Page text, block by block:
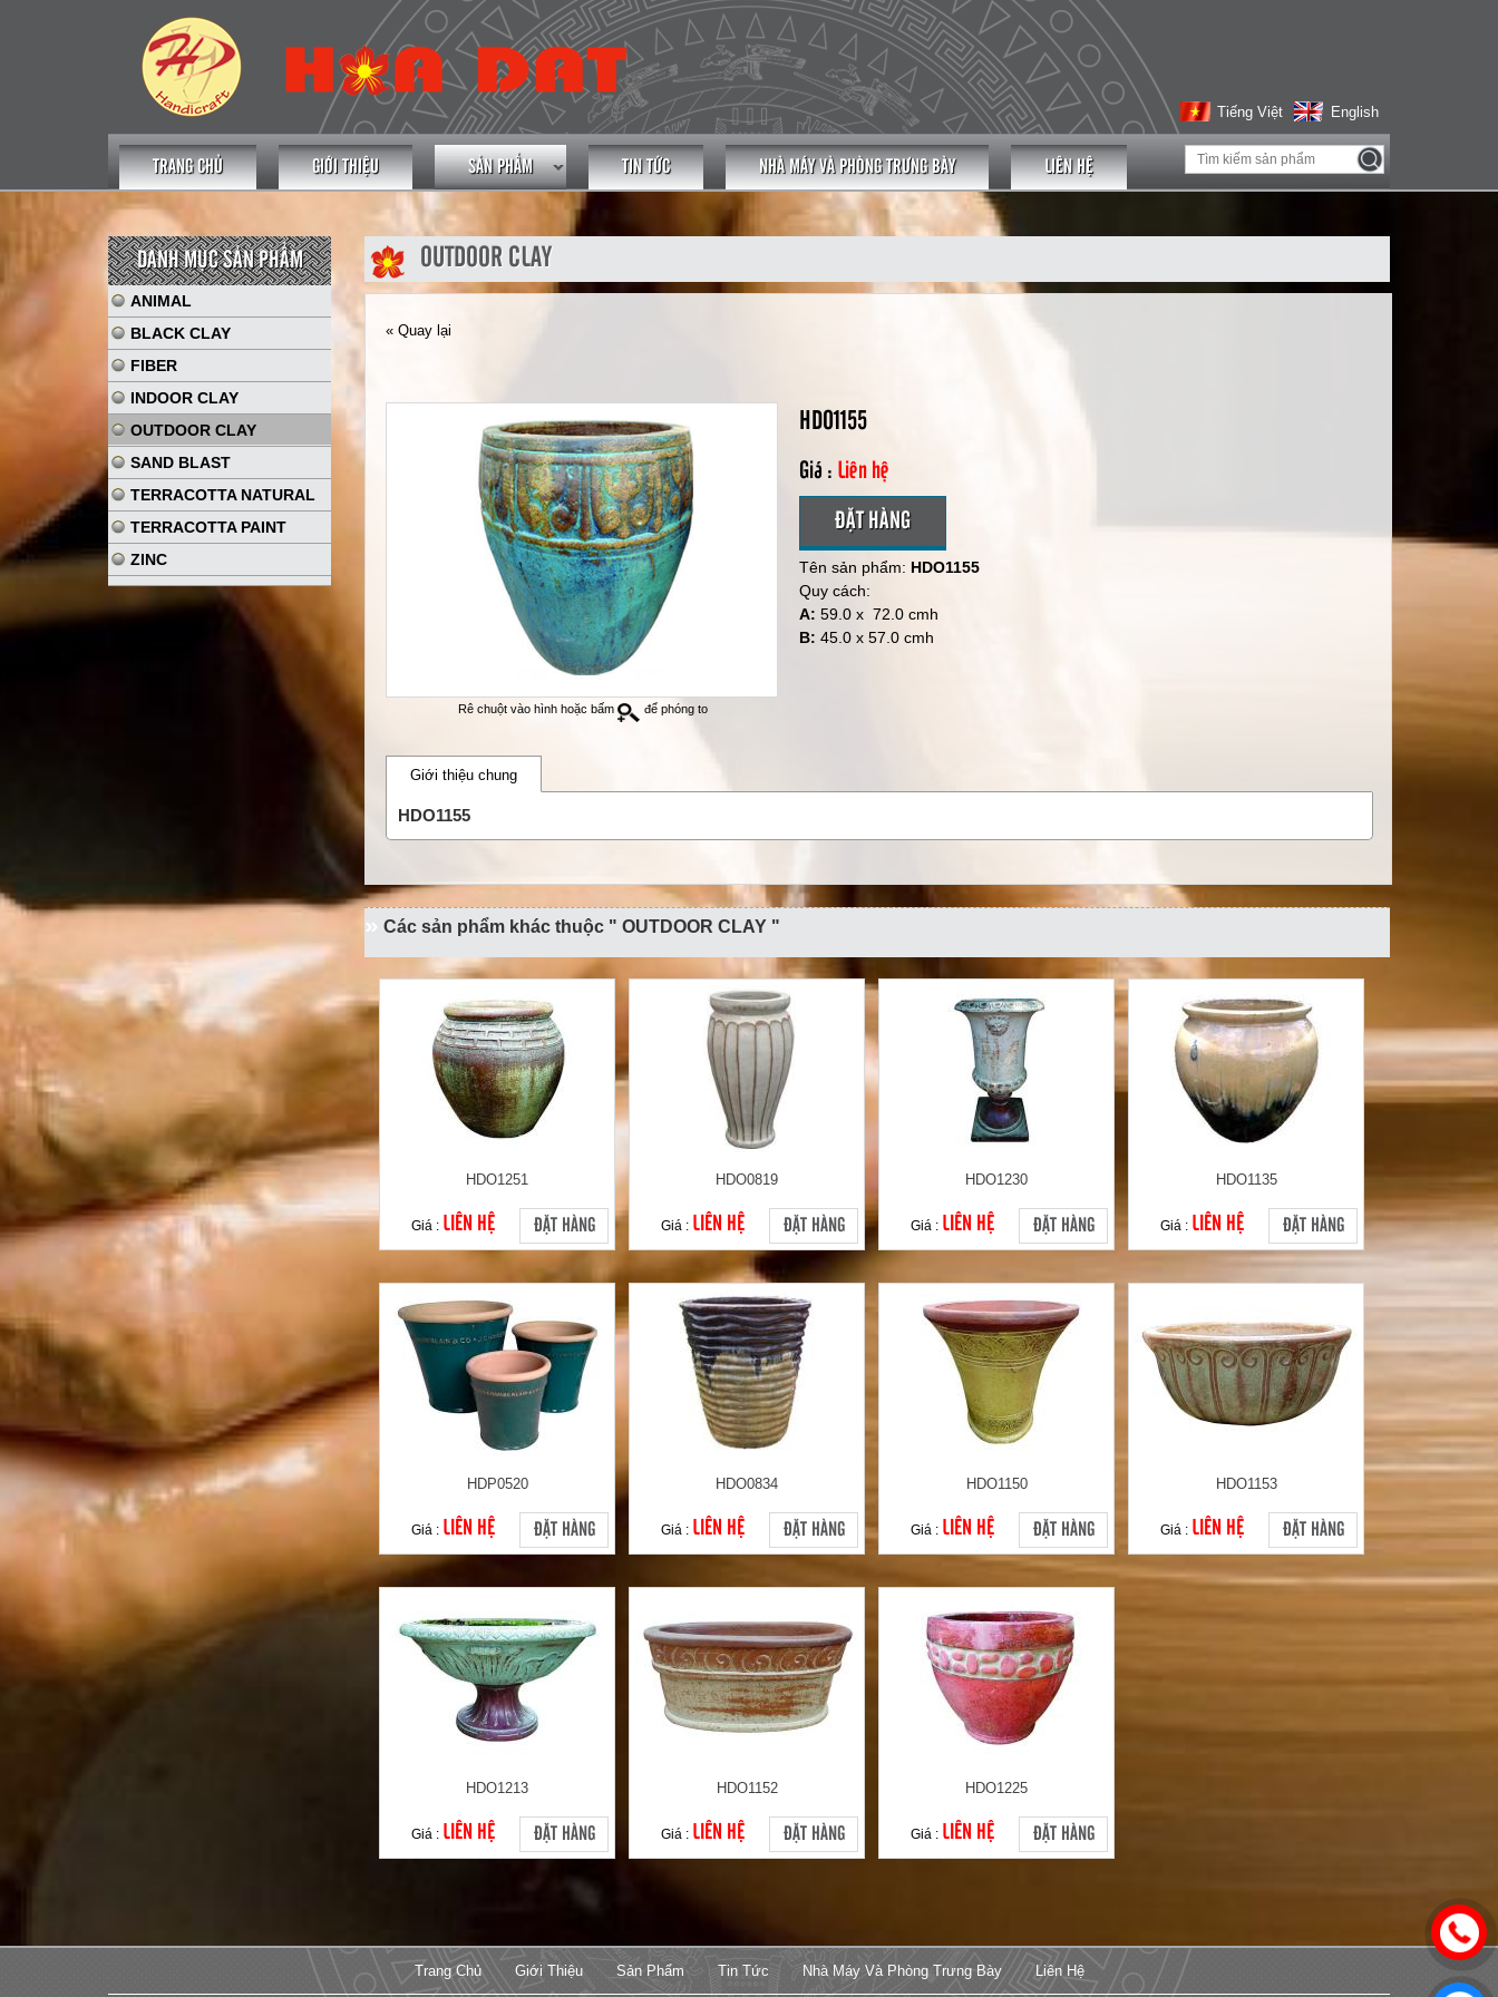
Tiếng Việt English
TRANG CHỦ GIỚI THIỆU SẢN PHẨM TIN TỨC NHÀ MÁY VÀ PHÒNG TRƯNG BÀY LIÊN HỆ
DANH MỤC SẢN PHẨM
ANIMAL
BLACK CLAY
FIBER
INDOOR CLAY
OUTDOOR CLAY
SAND BLAST
TERRACOTTA NATURAL
TERRACOTTA PAINT
ZINC
OUTDOOR CLAY
« Quay lại
Rê chuột vào hình hoặc bấm để phóng to
HDO1155
Giá : Liên hệ
ĐẶT HÀNG
Tên sản phẩm: HDO1155
Quy cách:
A: 59.0 x 72.0 cmh
B: 45.0 x 57.0 cmh
Giới thiệu chung
HDO1155
Các sản phẩm khác thuộc " OUTDOOR CLAY "
HDO1251
Giá : LIÊN HỆ ĐẶT HÀNG
HDO0819
Giá : LIÊN HỆ ĐẶT HÀNG
HDO1230
Giá : LIÊN HỆ ĐẶT HÀNG
HDO1135
Giá : LIÊN HỆ ĐẶT HÀNG
HDP0520
Giá : LIÊN HỆ ĐẶT HÀNG
HDO0834
Giá : LIÊN HỆ ĐẶT HÀNG
HDO1150
Giá : LIÊN HỆ ĐẶT HÀNG
HDO1153
Giá : LIÊN HỆ ĐẶT HÀNG
HDO1213
Giá : LIÊN HỆ ĐẶT HÀNG
HDO1152
Giá : LIÊN HỆ ĐẶT HÀNG
HDO1225
Giá : LIÊN HỆ ĐẶT HÀNG
Trang Chủ Giới Thiệu Sản Phẩm Tin Tức Nhà Máy Và Phòng Trưng Bày Liên Hệ